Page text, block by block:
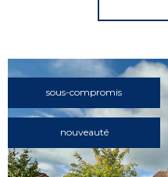
sous-compromis
nouveauté